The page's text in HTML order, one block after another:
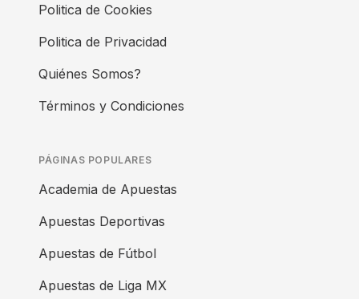
Politica de Cookies
Politica de Privacidad
Quiénes Somos?
Términos y Condiciones
PÁGINAS POPULARES
Academia de Apuestas
Apuestas Deportivas
Apuestas de Fútbol
Apuestas de Liga MX